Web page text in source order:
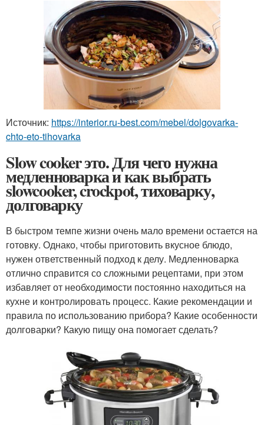
Источник: https://interior.ru-best.com/mebel/dolgovarka-
chto-eto-tihovarka
Slow cooker это. Для чего нужна
медленноварка и как выбрать
slowcooker, crockpot, тиховарку,
долговарку
В быстром темпе жизни очень мало времени остается на
готовку. Однако, чтобы приготовить вкусное блюдо,
нужен ответственный подход к делу. Медленноварка
отлично справится со сложными рецептами, при этом
избавляет от необходимости постоянно находиться на
кухне и контролировать процесс. Какие рекомендации и
правила по использованию прибора? Какие особенности
долговарки? Какую пищу она помогает сделать?